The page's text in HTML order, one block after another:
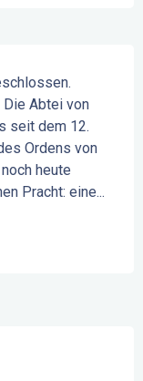
Abtei von
seit dem 12.
Ordens von
heute
Pracht: eine...